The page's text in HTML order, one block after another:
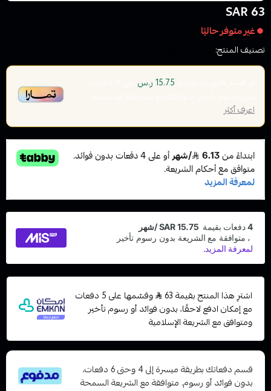
63 SAR
غير متوفر حاليًا
تصنيف المنتج:
15.75 ر.س
اعرف أكثر
اشترِ هذا المنتج بقيمة 63
وقسّمها على 5 دفعات
مع إمكان ادفع لاحقًا، بدون فوائد أو رسوم تأخير
ومتوافق مع الشريعة الإسلامية
قسم دفعاتك بطريقة ميسرة إلى 4 وحتى 6 دفعات،
بدون فوائد أو رسوم. متوافقة مع الشريعة السمحة